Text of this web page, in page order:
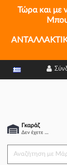
Τώρα και με
Γκαράζ
Δεν έχετε επιλέξει αμάξι.